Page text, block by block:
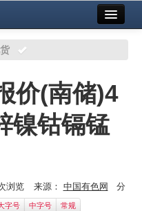
价(南储)4
镍钴镉锰
浏览 来源： 中国有色网 分
字号 中字号 常规